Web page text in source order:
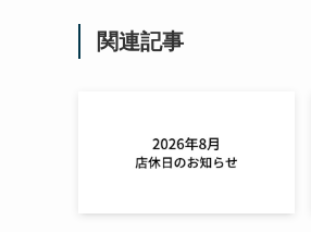
関連記事